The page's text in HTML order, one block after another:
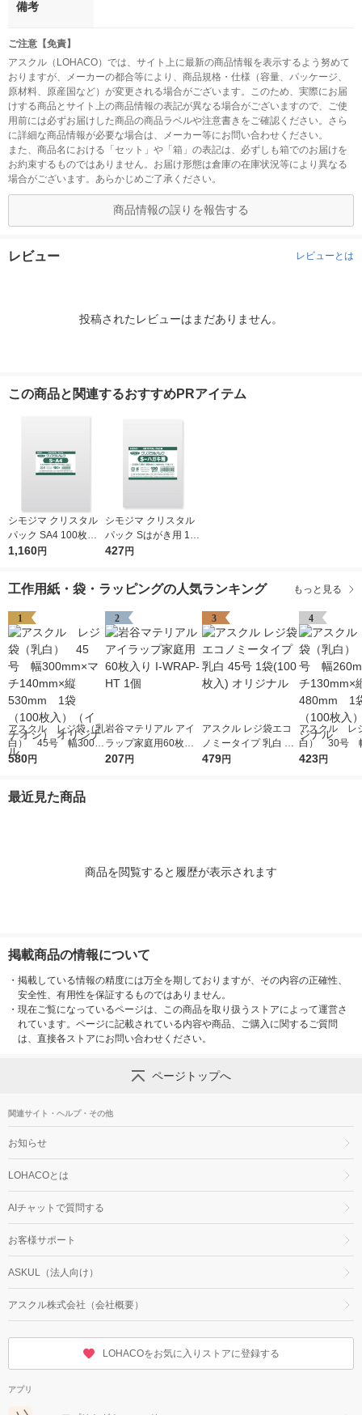
備考
ご注意【免責】
アスクル（LOHACO）では、サイト上に最新の商品情報を表示するよう努めて
おりますが、メーカーの都合等により、商品規格・仕様（容量、パッケージ、
原材料、原産国など）が変更される場合がございます。このため、実際にお届
けする商品とサイト上の商品情報の表記が異なる場合がございますので、ご使
用前には必ずお届けした商品の商品ラベルや注意書きをご確認ください。さら
に詳細な商品情報が必要な場合は、メーカー等にお問い合わせください。
また、商品名における「セット」や「箱」の表記は、必ずしも箱でのお届けを
お約束するものではありません。お届け形態は倉庫の在庫状況等により異なる
場合がございます。あらかじめご了承ください。
商品情報の誤りを報告する
レビュー レビューとは
投稿されたレビューはまだありません。
この商品と関連するおすすめPRアイテム
シモジマ クリスタル
パック SA4 100枚入 6
739200 1袋(100枚入)
1,160円
シモジマ クリスタル
パック Sはがき用 100
枚入 6751700 1袋(10
427円
工作用紙・袋・ラッピングの人気ランキング もっと見る
1
アスクル レジ袋（乳
白） 45号 幅300m
m×マチ140mm×縦53
リジナル
580円
2
岩谷マテリアル アイ
ラップ家庭用60枚入
り I-WRAP-HT 1個
207円
3
アスクル レジ袋エコ
ノミータイプ 乳白 45
号 1袋(100枚入) オリ
479円
4
アスクル レ
白） 30号
m×マチ
423円
最近見た商品
商品を閲覧すると履歴が表示されます
掲載商品の情報について
・ 掲載している情報の精度には万全を期しておりますが、その内容の正確性、
安全性、有用性を保証するものではありません。
・ 現在ご覧になっているページは、この商品を取り扱うストアによって運営さ
れています。ページに記載されている内容や商品、ご購入に関するご質問
は、直接各ストアにお問い合わせください。
ページトップへ
関連サイト・ヘルプ・その他
お知らせ
LOHACOとは
AIチャットで質問する
お客様サポート
ASKUL（法人向け）
アスクル株式会社（会社概要）
LOHACOをお気に入りストアに登録する
アプリ